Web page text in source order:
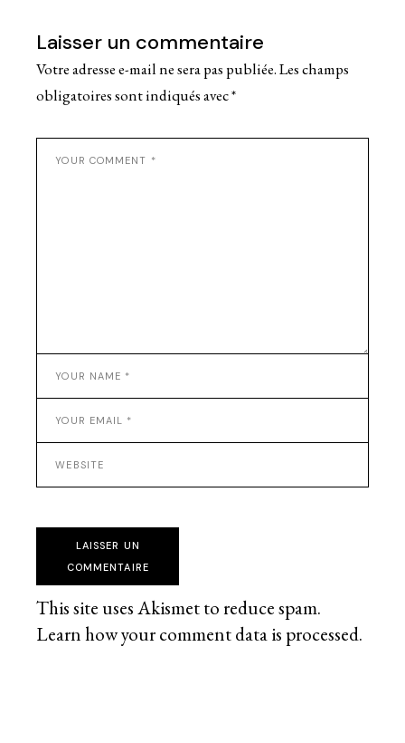
Laisser un commentaire
Votre adresse e-mail ne sera pas publiée.Les champs
obligatoires sont indiqués avec*
LAISSER UN
COMMENTAIRE
This site uses Akismet to reduce spam.
Learn how your comment data is processed.